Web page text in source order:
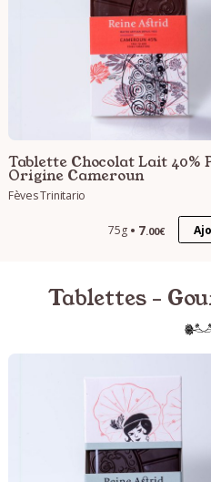
Tablette Chocolat Lait 40%
Origine Cameroun
Fèves Trinitario
75g 7.00€
Tablettes -